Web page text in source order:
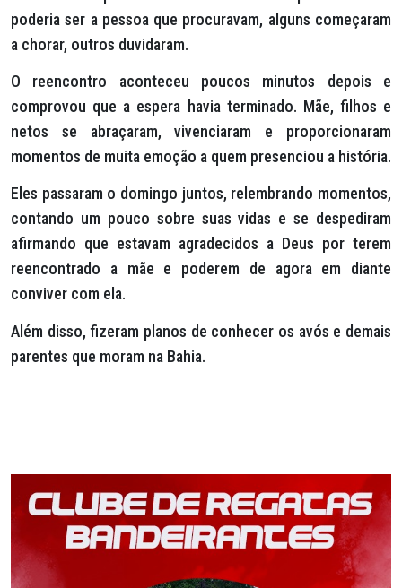
poderia ser a pessoa que procuravam, alguns começaram
a chorar, outros duvidaram.
O reencontro aconteceu poucos minutos depois e
comprovou que a espera havia terminado. Mãe, filhos e
netos se abraçaram, vivenciaram e proporcionaram
momentos de muita emoção a quem presenciou a história.
Eles passaram o domingo juntos, relembrando momentos,
contando um pouco sobre suas vidas e se despediram
afirmando que estavam agradecidos a Deus por terem
reencontrado a mãe e poderem de agora em diante
conviver com ela.
Além disso, fizeram planos de conhecer os avós e demais
parentes que moram na Bahia.